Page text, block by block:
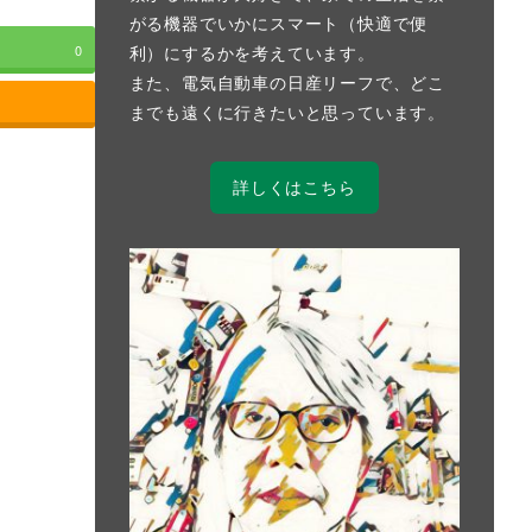
0
がる機器でいかにスマート（快適で便
利）にするかを考えています。
また、電気自動車の日産リーフで、どこ
までも遠くに行きたいと思っています。
詳しくはこちら